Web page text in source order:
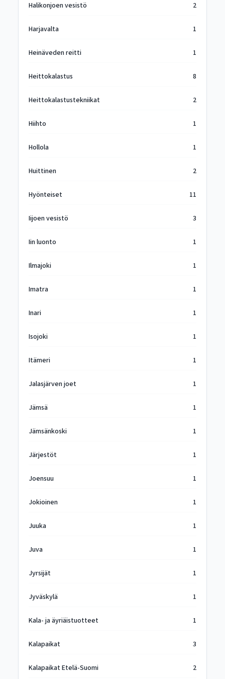
Halikonjoen vesistö 2
Harjavalta 1
Heinäveden reitti 1
Heittokalastus 8
Heittokalastustekniikat 2
Hiihto 1
Hollola 1
Huittinen 2
Hyönteiset 11
Iijoen vesistö 3
Iin luonto 1
Ilmajoki 1
Imatra 1
Inari 1
Isojoki 1
Itämeri 1
Jalasjärven joet 1
Jämsä 1
Jämsänkoski 1
Järjestöt 1
Joensuu 1
Jokioinen 1
Juuka 1
Juva 1
Jyrsijät 1
Jyväskylä 1
Kala- ja äyriäistuotteet 1
Kalapaikat 3
Kalapaikat Etelä-Suomi 2